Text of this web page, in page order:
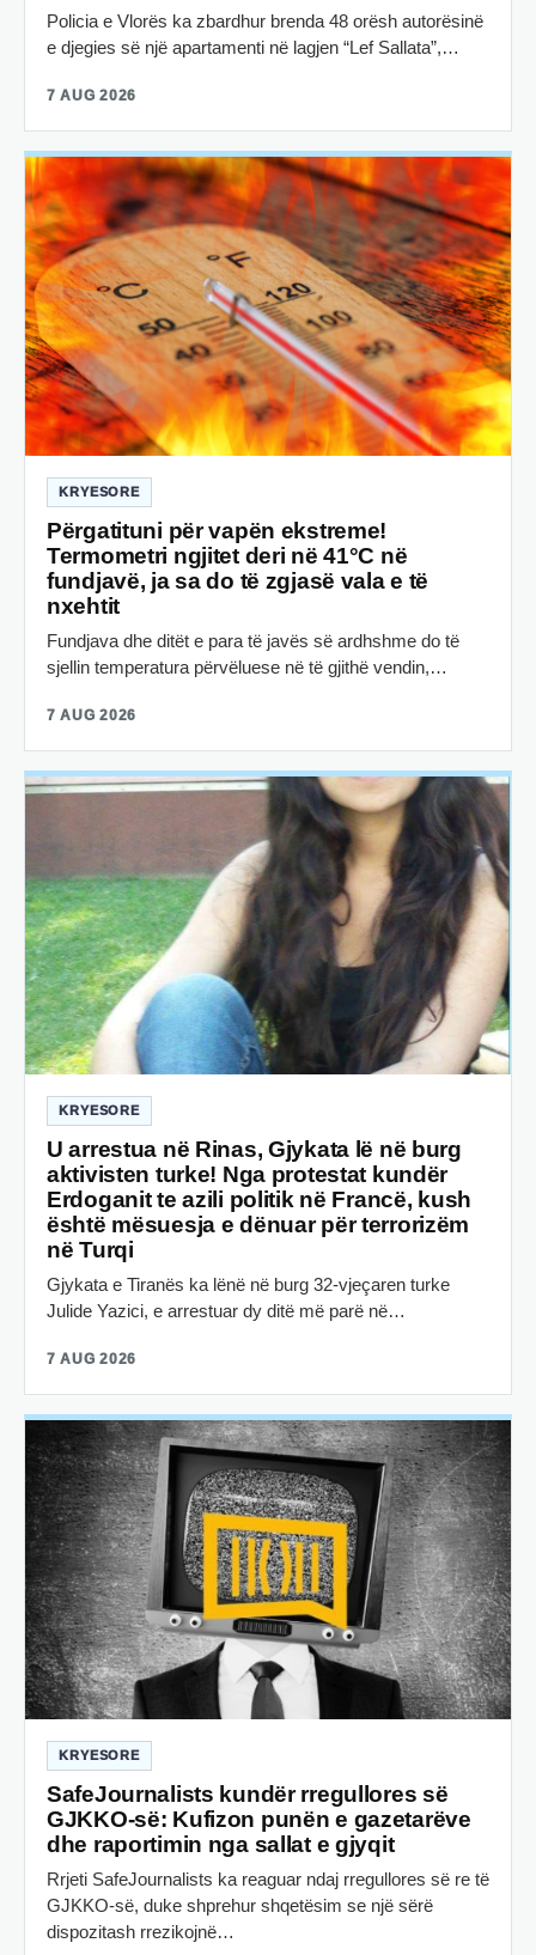
Policia e Vlorës ka zbardhur brenda 48 orësh autorësinë
e djegies së një apartamenti në lagjen “Lef Sallata”,…
7 AUG 2026
KRYESORE
Përgatituni për vapën ekstreme!
Termometri ngjitet deri në 41°C në
fundjavë, ja sa do të zgjasë vala e të
nxehtit
Fundjava dhe ditët e para të javës së ardhshme do të
sjellin temperatura përvëluese në të gjithë vendin,…
7 AUG 2026
KRYESORE
U arrestua në Rinas, Gjykata lë në burg
aktivisten turke! Nga protestat kundër
Erdoganit te azili politik në Francë, kush
është mësuesja e dënuar për terrorizëm
në Turqi
Gjykata e Tiranës ka lënë në burg 32-vjeçaren turke
Julide Yazici, e arrestuar dy ditë më parë në…
7 AUG 2026
KRYESORE
SafeJournalists kundër rregullores së
GJKKO-së: Kufizon punën e gazetarëve
dhe raportimin nga sallat e gjyqit
Rrjeti SafeJournalists ka reaguar ndaj rregullores së re të
GJKKO-së, duke shprehur shqetësim se një sërë
dispozitash rrezikojnë…